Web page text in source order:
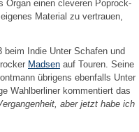
Organ einen cleveren Poprock-
Material zu vertrauen,
beim Indie Unter Schafen und
Madsen auf Touren. Seine
übrigens ebenfalls Unter
Wahlberliner kommentiert das
aber jetzt habe ich